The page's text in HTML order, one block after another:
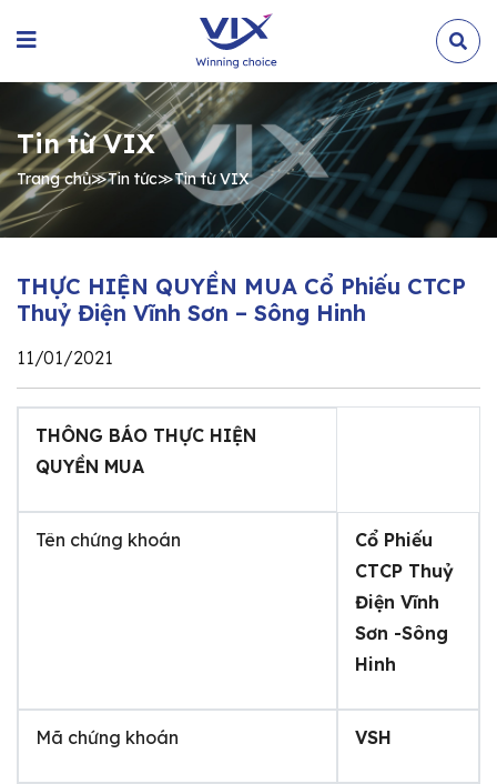
Tin từ VIX
Trang chủ≫Tin tức≫Tin từ VIX
THỰC HIỆN QUYỀN MUA Cổ Phiếu CTCP
Thuỷ Điện Vĩnh Sơn – Sông Hinh
11/01/2021
THÔNG BÁO THỰC HIỆN
QUYỀN MUA
Tên chứng khoán
Cổ Phiếu
CTCP Thuỷ
Điện Vĩnh
Sơn -Sông
Hinh
Mã chứng khoán VSH